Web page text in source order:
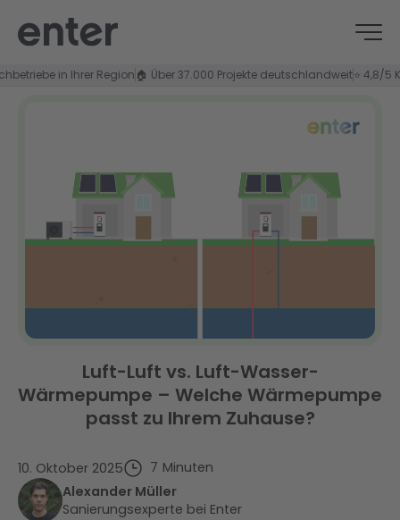
in Ihrer Region🏠 Über 37.000 Projekte deutschlandweit⭐ 4,8/5
Luft-Luft vs. Luft-Wasser-
Wärmepumpe – Welche Wärmepumpe
passt zu Ihrem Zuhause?
10. Oktober 2025 7 Minuten
Alexander Müller
Sanierungsexperte bei Enter